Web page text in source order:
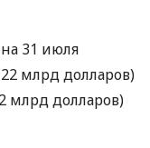
31 июля
млрд долларов)
млрд долларов)